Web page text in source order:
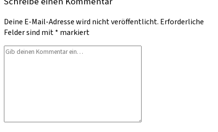
Deine E-Mail-Adresse wird nicht veröffentlicht. Erforderliche
Felder sind mit* markiert
Dein